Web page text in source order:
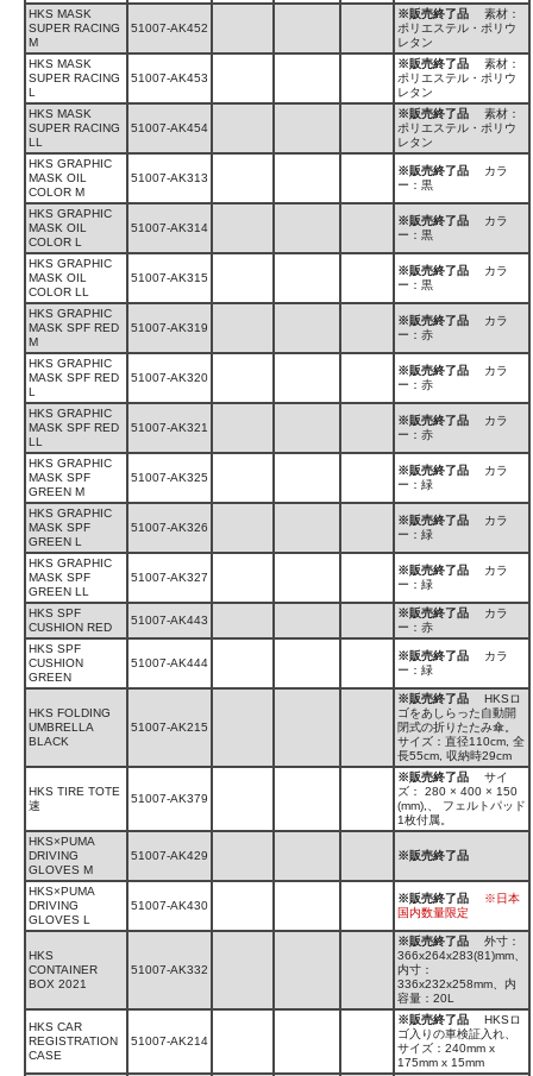
HKS MASK
SUPER RACING
M
51007-AK452
※販売終了品 素材：
ポリエステル・ポリウ
レタン
HKS MASK
SUPER RACING
L
51007-AK453
※販売終了品 素材：
ポリエステル・ポリウ
レタン
HKS MASK
SUPER RACING
LL
51007-AK454
※販売終了品 素材：
ポリエステル・ポリウ
レタン
HKS GRAPHIC
MASK OIL
COLOR M
51007-AK313
※販売終了品 カラ
ー：黒
HKS GRAPHIC
MASK OIL
COLOR L
51007-AK314
※販売終了品 カラ
ー：黒
HKS GRAPHIC
MASK OIL
COLOR LL
51007-AK315
※販売終了品 カラ
ー：黒
HKS GRAPHIC
MASK SPF RED
M
51007-AK319
※販売終了品 カラ
ー：赤
HKS GRAPHIC
MASK SPF RED
L
51007-AK320
※販売終了品 カラ
ー：赤
HKS GRAPHIC
MASK SPF RED
LL
51007-AK321
※販売終了品 カラ
ー：赤
HKS GRAPHIC
MASK SPF
GREEN M
51007-AK325
※販売終了品 カラ
ー：緑
HKS GRAPHIC
MASK SPF
GREEN L
51007-AK326
※販売終了品 カラ
ー：緑
HKS GRAPHIC
MASK SPF
GREEN LL
51007-AK327
※販売終了品 カラ
ー：緑
HKS SPF
CUSHION RED
51007-AK443
※販売終了品 カラ
ー：赤
HKS SPF
CUSHION
GREEN
51007-AK444
※販売終了品 カラ
ー：緑
HKS FOLDING
UMBRELLA
BLACK
51007-AK215
※販売終了品 HKSロ
ゴをあしらった自動開
閉式の折りたたみ傘。
サイズ：直径110cm, 全
長55cm, 収納時29cm
HKS TIRE TOTE
速
51007-AK379
※販売終了品 サイ
ズ： 280 × 400 × 150
(mm),、 フェルトパッド
1枚付属。
HKS×PUMA
DRIVING
GLOVES M
51007-AK429 ※販売終了品
HKS×PUMA
DRIVING
GLOVES L
51007-AK430
※販売終了品
※日本
国内数量限定
HKS
CONTAINER
BOX 2021
51007-AK332
※販売終了品 外寸：
366x264x283(81)mm、
内寸：
336x232x258mm、内
容量：20L
HKS CAR
REGISTRATION
CASE
51007-AK214
※販売終了品 HKSロ
ゴ入りの車検証入れ、
サイズ：240mm x
175mm x 15mm